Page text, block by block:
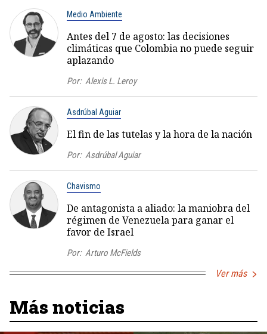
Medio Ambiente
Antes del 7 de agosto: las decisiones
climáticas que Colombia no puede seguir
aplazando
Por: Alexis L. Leroy
Asdrúbal Aguiar
El fin de las tutelas y la hora de la nación
Por: Asdrúbal Aguiar
Chavismo
De antagonista a aliado: la maniobra del
régimen de Venezuela para ganar el
favor de Israel
Por: Arturo McFields
Ver más
Más noticias